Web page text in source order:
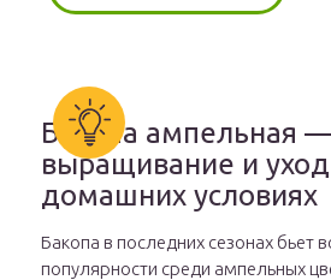
Бакопа ампельная
выращивание и
домашних условиях
Бакопа в последних сезонах бьет
популярности среди ампельных